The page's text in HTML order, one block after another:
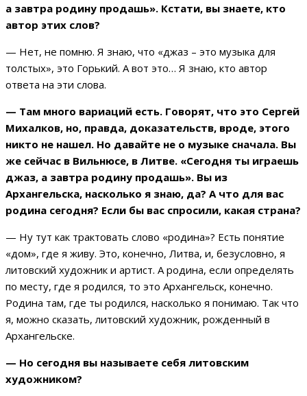
а завтра родину продашь». Кстати, вы знаете, кто
автор этих слов?
— Нет, не помню. Я знаю, что «джаз – это музыка для
толстых», это Горький. А вот это… Я знаю, кто автор
ответа на эти слова.
— Там много вариаций есть. Говорят, что это Сергей
Михалков, но, правда, доказательств, вроде, этого
никто не нашел. Но давайте не о музыке сначала. Вы
же сейчас в Вильнюсе, в Литве. «Сегодня ты играешь
джаз, а завтра родину продашь». Вы из
Архангельска, насколько я знаю, да? А что для вас
родина сегодня? Если бы вас спросили, какая страна?
— Ну тут как трактовать слово «родина»? Есть понятие
«дом», где я живу. Это, конечно, Литва, и, безусловно, я
литовский художник и артист. А родина, если определять
по месту, где я родился, то это Архангельск, конечно.
Родина там, где ты родился, насколько я понимаю. Так что
я, можно сказать, литовский художник, рожденный в
Архангельске.
— Но сегодня вы называете себя литовским
художником?